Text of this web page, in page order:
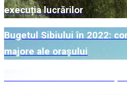
execuția lucrărilor
Bugetul Sibiului în 2022:
majore ale orașului